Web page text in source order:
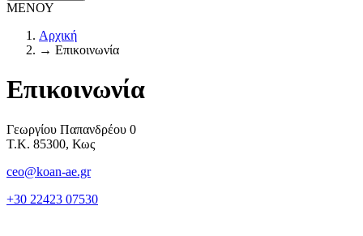
ΜΕΝΟΥ
Αρχική
→ Επικοινωνία
Επικοινωνία
Γεωργίου Παπανδρέου 0
Τ.Κ. 85300, Κως
ceo@koan-ae.gr
+30 22423 07530